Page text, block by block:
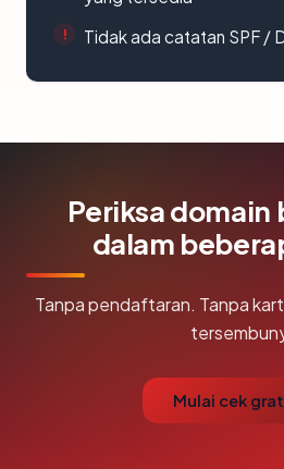
Tidak ada catatan SPF /
Periksa domain
dalam
Tanpa pendaftaran. Tanpa
Mulai cek